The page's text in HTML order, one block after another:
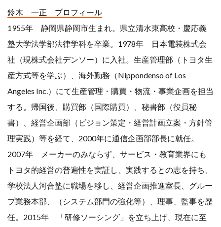
鈴木 一正 プロフィール
1955年 静岡県静岡市生まれ。県立清水東高校・慶応義
塾大学法学部法律学科を卒業。1978年 日本電装株式会
社（現株式会社デンソー）に入社。生産管理部（トヨタ生
産方式等を学ぶ）、海外勤務（Nippondenso of Los
Angeles Inc.）にて生産管理・購買・物流・事業企画を担当
する。帰国後、購買部（国際購買）、秘書部（役員秘
書）、経営企画部（ビジョン策定・経営計画立案・方針管
理実践）等を経て、2000年に通信企画部部長に就任。
2007年 メーカーのみならず、サービス・教育業界にも
トヨタ的経営の普遍性を実証し、実践するとの志を持ち、
学校法人河合塾に職場を移し、経営企画推進室長、グルー
プ業務本部、（システム部門の強化等）、理事、監事を歴
任。2015年 「研修ソーシング」を立ち上げ、現在に至
棚卸
行政書士 講師
起業 起業事例
６０代